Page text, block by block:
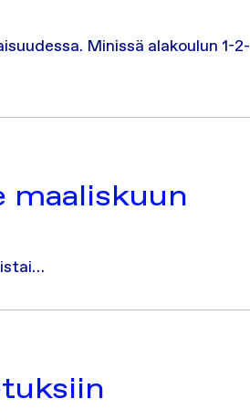
Minissä alakoulun 1-2-
maaliskuun